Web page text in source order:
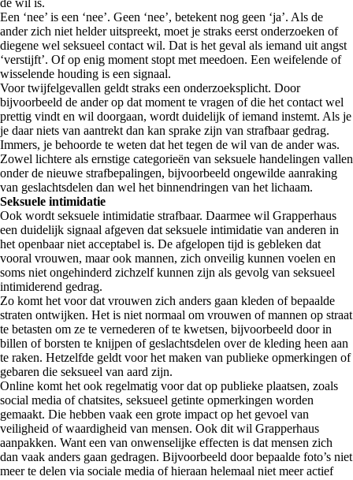
de wil is.
Een ‘nee’ is een ‘nee’. Geen ‘nee’, betekent nog geen ‘ja’. Als de
ander zich niet helder uitspreekt, moet je straks eerst onderzoeken of
diegene wel seksueel contact wil. Dat is het geval als iemand uit angst
‘verstijft’. Of op enig moment stopt met meedoen. Een weifelende of
wisselende houding is een signaal.
Voor twijfelgevallen geldt straks een onderzoeksplicht. Door
bijvoorbeeld de ander op dat moment te vragen of die het contact wel
prettig vindt en wil doorgaan, wordt duidelijk of iemand instemt. Als je
je daar niets van aantrekt dan kan sprake zijn van strafbaar gedrag.
Immers, je behoorde te weten dat het tegen de wil van de ander was.
Zowel lichtere als ernstige categorieën van seksuele handelingen vallen
onder de nieuwe strafbepalingen, bijvoorbeeld ongewilde aanraking
van geslachtsdelen dan wel het binnendringen van het lichaam.
Seksuele intimidatie
Ook wordt seksuele intimidatie strafbaar. Daarmee wil Grapperhaus
een duidelijk signaal afgeven dat seksuele intimidatie van anderen in
het openbaar niet acceptabel is. De afgelopen tijd is gebleken dat
vooral vrouwen, maar ook mannen, zich onveilig kunnen voelen en
soms niet ongehinderd zichzelf kunnen zijn als gevolg van seksueel
intimiderend gedrag.
Zo komt het voor dat vrouwen zich anders gaan kleden of bepaalde
straten ontwijken. Het is niet normaal om vrouwen of mannen op straat
te betasten om ze te vernederen of te kwetsen, bijvoorbeeld door in
billen of borsten te knijpen of geslachtsdelen over de kleding heen aan
te raken. Hetzelfde geldt voor het maken van publieke opmerkingen of
gebaren die seksueel van aard zijn.
Online komt het ook regelmatig voor dat op publieke plaatsen, zoals
social media of chatsites, seksueel getinte opmerkingen worden
gemaakt. Die hebben vaak een grote impact op het gevoel van
veiligheid of waardigheid van mensen. Ook dit wil Grapperhaus
aanpakken. Want een van onwenselijke effecten is dat mensen zich
dan vaak anders gaan gedragen. Bijvoorbeeld door bepaalde foto’s niet
meer te delen via sociale media of hieraan helemaal niet meer actief